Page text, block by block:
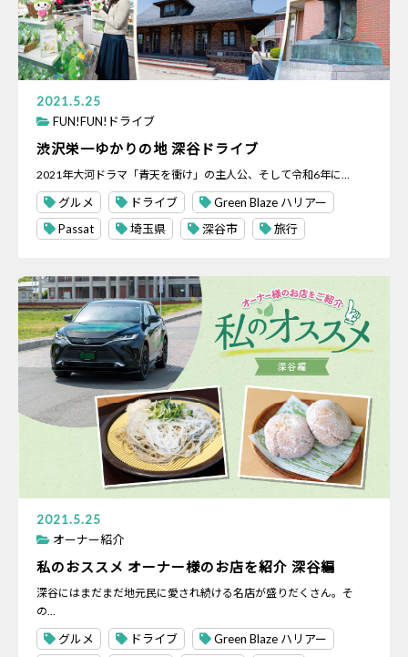
2021.5.25
FUN!FUN!ドライブ
渋沢栄一ゆかりの地 深谷ドライブ
2021年大河ドラマ「青天を衝け」の主人公、そして令和6年に…
グルメ ドライブ
Green Blaze ハリアー
Passat
埼玉県 深谷市 旅行
2021.5.25
オーナー紹介
私のおススメ オーナー様のお店を紹介 深谷編
深谷にはまだまだ地元民に愛され続ける名店が盛りだくさん。そ
の…
グルメ ドライブ
Green Blaze ハリアー